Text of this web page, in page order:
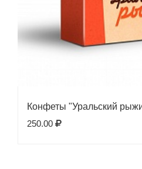
Конфеты "Уральский
250.00